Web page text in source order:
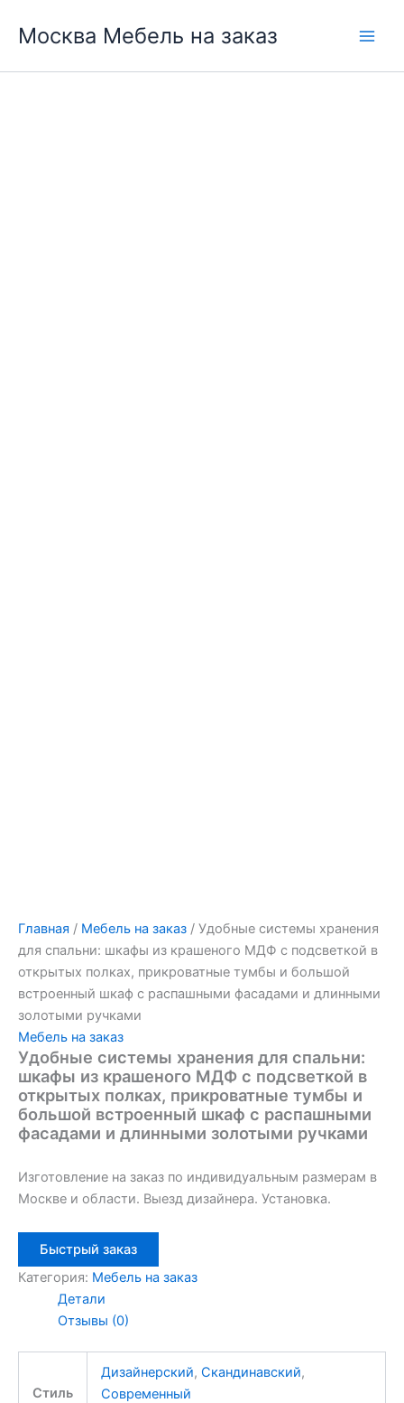
Москва Мебель на заказ
Главная / Мебель на заказ / Удобные системы хранения
для спальни: шкафы из крашеного МДФ с подсветкой в
открытых полках, прикроватные тумбы и большой
встроенный шкаф с распашными фасадами и длинными
золотыми ручками
Мебель на заказ
Удобные системы хранения для спальни:
шкафы из крашеного МДФ с подсветкой в
открытых полках, прикроватные тумбы и
большой встроенный шкаф с распашными
фасадами и длинными золотыми ручками
Изготовление на заказ по индивидуальным размерам в
Москве и области. Выезд дизайнера. Установка.
Быстрый заказ
Категория: Мебель на заказ
Детали
Отзывы (0)
Стиль
Дизайнерский, Скандинавский,
Современный